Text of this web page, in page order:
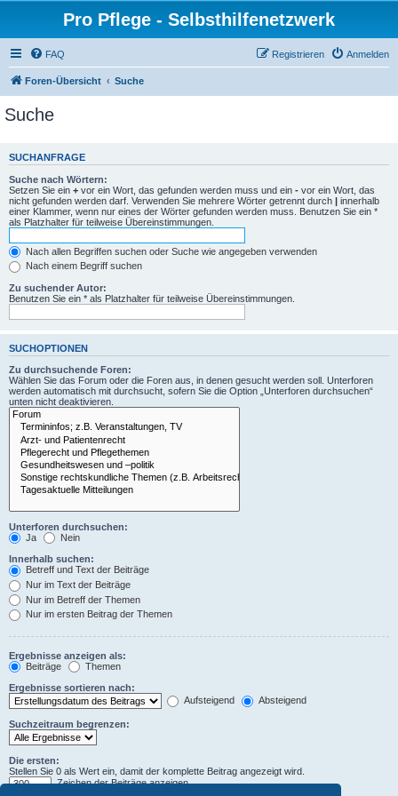
Pro Pflege - Selbsthilfenetzwerk
FAQ Anmelden
Registrieren
Foren-Übersicht Suche
Suche
SUCHANFRAGE
Suche nach Wörtern:
Setzen Sie ein + vor ein Wort, das gefunden werden muss und ein - vor ein Wort, das
nicht gefunden werden darf. Verwenden Sie mehrere Wörter getrennt durch | innerhalb
einer Klammer, wenn nur eines der Wörter gefunden werden muss. Benutzen Sie ein *
als Platzhalter für teilweise Übereinstimmungen.
Nach allen Begriffen suchen oder Suche wie angegeben verwenden
Nach einem Begriff suchen
Zu suchender Autor:
Benutzen Sie ein * als Platzhalter für teilweise Übereinstimmungen.
SUCHOPTIONEN
Zu durchsuchende Foren:
Wählen Sie das Forum oder die Foren aus, in denen gesucht werden soll. Unterforen
werden automatisch mit durchsucht, sofern Sie die Option „Unterforen durchsuchen“
unten nicht deaktivieren.
Unterforen durchsuchen:
Ja
Nein
Innerhalb suchen:
Betreff und Text der Beiträge
Nur im Text der Beiträge
Nur im Betreff der Themen
Nur im ersten Beitrag der Themen
Ergebnisse anzeigen als:
Beiträge
Themen
Ergebnisse sortieren nach:
Aufsteigend
Absteigend
Suchzeitraum begrenzen:
Die ersten:
Stellen Sie 0 als Wert ein, damit der komplette Beitrag angezeigt wird.
Zeichen der Beiträge anzeigen